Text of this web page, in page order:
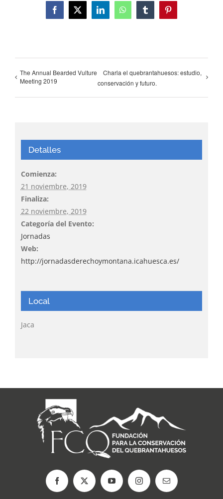
Facebook
X LinkedInWhatsAppTumblrPinterest
The Annual Bearded Vulture
Meeting 2019
Charla el quebrantahuesos: estudio,
conservación y futuro.
Detalles
Comienza:
21 noviembre, 2019
Finaliza:
22 noviembre, 2019
Categoría del Evento:
Jornadas
Web:
http://jornadasderechoymontana.icahuesca.es/
Local
Jaca